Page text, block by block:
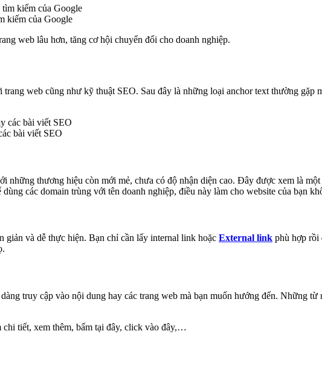
kiếm của Google
web lâu hơn, tăng cơ hội chuyển đổi cho doanh nghiệp.
web cũng như kỹ thuật SEO. Sau đây là những loại anchor text thường gặp
bài viết SEO
những thương hiệu còn mới mẻ, chưa có độ nhận diện cao. Đây được xem là
các domain trùng với tên doanh nghiệp, điều này làm cho website của bạn
và dễ thực hiện. Bạn chỉ cần lấy internal link hoặc External link phù hợp rồi
truy cập vào nội dung hay các trang web mà bạn muốn hướng đến. Những
tiết, xem thêm, bấm tại đây, click vào đây,…